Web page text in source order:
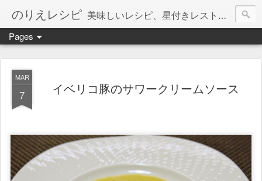
のりえレシピ 美味しいレシピ、星付きレストラン、絶品お取り寄せを紹介しています。
Pages
MAR
7 イベリコ豚のサワークリームソース